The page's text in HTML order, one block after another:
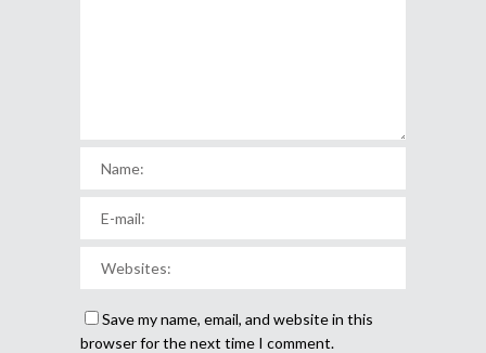
Save my name, email, and website in this
browser for the next time I comment.